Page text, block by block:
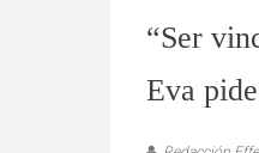
“Ser
Eva